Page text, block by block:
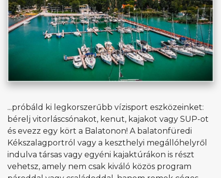
...próbáld ki legkorszerűbb vízisport eszközeinket:
bérelj vitorláscsónakot, kenut, kajakot vagy SUP-ot
és evezz egy kört a Balatonon! A balatonfüredi
Kékszalagportról vagy a keszthelyi megállóhelyről
indulva társas vagy egyéni kajaktúrákon is részt
vehetsz, amely nem csak kiváló közös program